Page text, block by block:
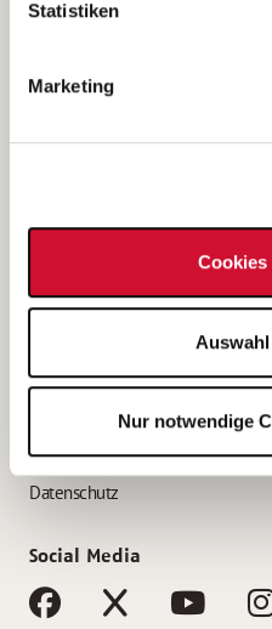
Statistiken
Marketing
Cookies
Nur notwendige
e.V.)
Bewerbung als
Bewerbung als Erzieher*in
AWO Gliederungen nach
Impressum
Datenschutz
Social Media